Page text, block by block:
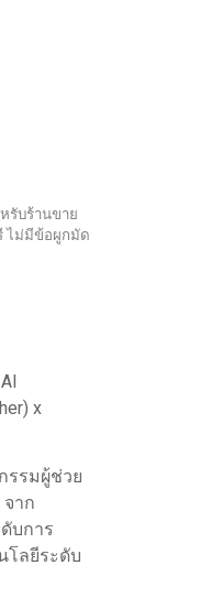
รับร้านขาย
ไม่มีข้อผูกมัด
x
รรมผู้ช่วย
าก
บการ
โลยีระดับ